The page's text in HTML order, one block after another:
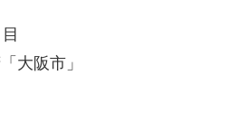
大阪市」